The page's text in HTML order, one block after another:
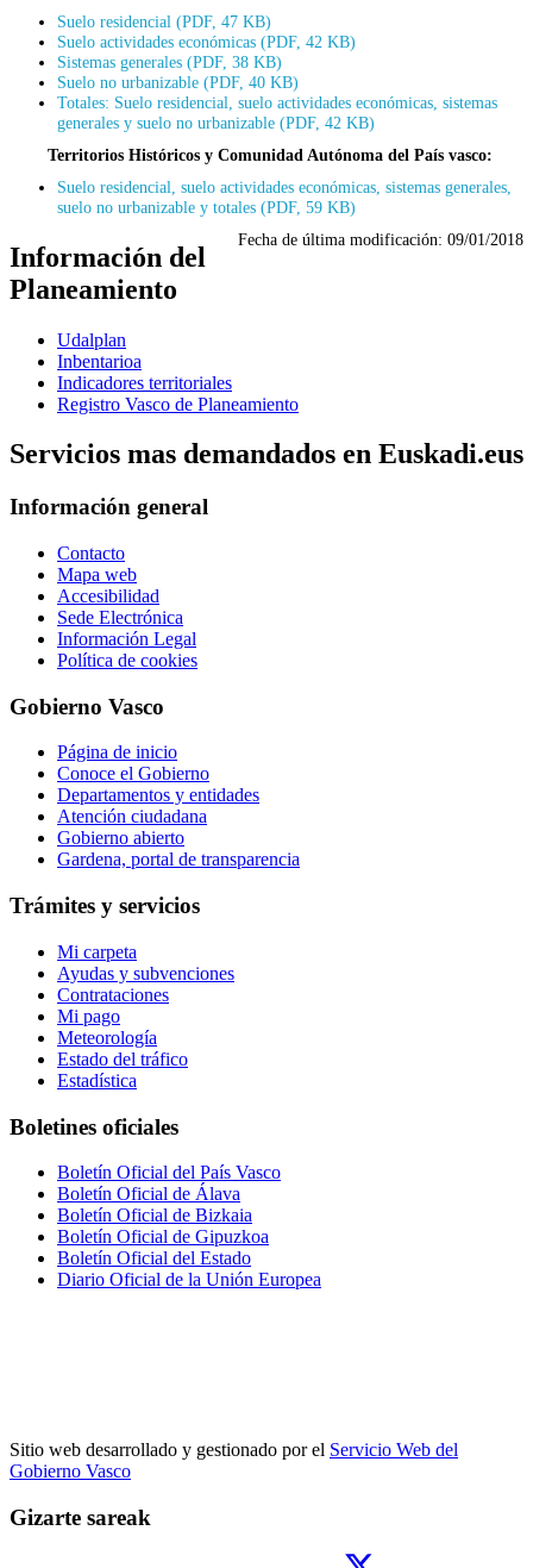
Suelo residencial (PDF, 47 KB)
Suelo actividades económicas (PDF, 42 KB)
Sistemas generales (PDF, 38 KB)
Suelo no urbanizable (PDF, 40 KB)
Totales: Suelo residencial, suelo actividades económicas, sistemas
generales y suelo no urbanizable (PDF, 42 KB)
Territorios Históricos y Comunidad Autónoma del País vasco:
Suelo residencial, suelo actividades económicas, sistemas generales,
suelo no urbanizable y totales (PDF, 59 KB)
Fecha de última modificación: 09/01/2018
Información del
Planeamiento
Udalplan
Inbentarioa
Indicadores territoriales
Registro Vasco de Planeamiento
Servicios mas demandados en Euskadi.eus
Información general
Contacto
Mapa web
Accesibilidad
Sede Electrónica
Información Legal
Política de cookies
Gobierno Vasco
Página de inicio
Conoce el Gobierno
Departamentos y entidades
Atención ciudadana
Gobierno abierto
Gardena, portal de transparencia
Trámites y servicios
Mi carpeta
Ayudas y subvenciones
Contrataciones
Mi pago
Meteorología
Estado del tráfico
Estadística
Boletines oficiales
Boletín Oficial del País Vasco
Boletín Oficial de Álava
Boletín Oficial de Bizkaia
Boletín Oficial de Gipuzkoa
Boletín Oficial del Estado
Diario Oficial de la Unión Europea
Sitio web desarrollado y gestionado por el Servicio Web del
Gobierno Vasco
Gizarte sareak